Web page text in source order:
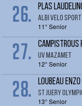
26. PLAS
ALBI VELO SPORT
11° Senior
27. UV MAZAMET
12° Senior
28. LOUBEAU Enzo
ST JUERY
13° Senior